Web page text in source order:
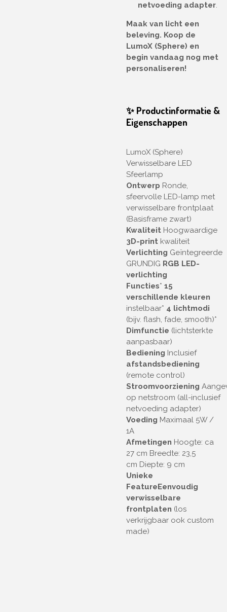
netvoeding adapter.
Maak van licht een
beleving. Koop de
LumoX (Sphere) en
begin vandaag nog met
personaliseren!
✨ Productinformatie &
Eigenschappen
LumoX (Sphere)
Verwisselbare LED
Sfeerlamp
Ontwerp Ronde,
sfeervolle LED-lamp met
verwisselbare frontplaat
(Basisframe zwart)
Kwaliteit Hoogwaardige
3D-print kwaliteit
Verlichting Geïntegreerde
GRUNDIG RGB LED-
verlichting
Functies* 15
verschillende kleuren
instelbaar* 4 lichtmodi
(bijv. flash, fade, smooth)*
Dimfunctie (lichtsterkte
aanpasbaar)
Bediening Inclusief
afstandsbediening
(remote control)
Stroomvoorziening
op netstroom (all-inclusief
netvoeding adapter)
Voeding Maximaal 5W /
1A
Afmetingen Hoogte: ca
27 cm Breedte: 23,5
cm Diepte: 9 cm
Unieke
FeatureEenvoudig
verwisselbare
frontplaten (los
verkrijgbaar ook custom
made)